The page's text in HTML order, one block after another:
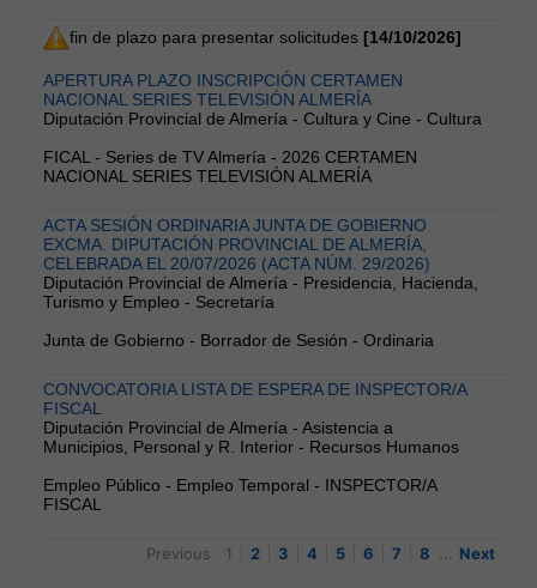
fin de plazo para presentar solicitudes [14/10/2026]
APERTURA PLAZO INSCRIPCIÓN CERTAMEN
NACIONAL SERIES TELEVISIÓN ALMERÍA
Diputación Provincial de Almería - Cultura y Cine - Cultura
FICAL - Series de TV Almería - 2026 CERTAMEN
NACIONAL SERIES TELEVISIÓN ALMERÍA
ACTA SESIÓN ORDINARIA JUNTA DE GOBIERNO
EXCMA. DIPUTACIÓN PROVINCIAL DE ALMERÍA,
CELEBRADA EL 20/07/2026 (ACTA NÚM. 29/2026)
Diputación Provincial de Almería - Presidencia, Hacienda,
Turismo y Empleo - Secretaría
Junta de Gobierno - Borrador de Sesión - Ordinaria
CONVOCATORIA LISTA DE ESPERA DE INSPECTOR/A
FISCAL
Diputación Provincial de Almería - Asistencia a
Municipios, Personal y R. Interior - Recursos Humanos
Empleo Público - Empleo Temporal - INSPECTOR/A
FISCAL
Previous 1 2 3 4 5 6 7 8 Next